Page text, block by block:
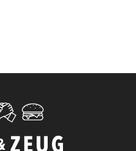
ZEUG